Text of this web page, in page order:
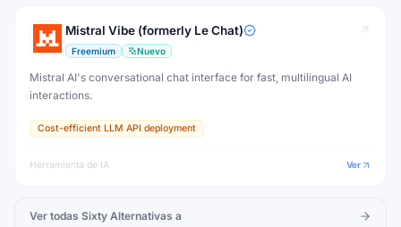
Mistral Vibe (formerly Le Chat)
Freemium Nuevo
Mistral AI's conversational chat interface for fast, multilingual AI
interactions.
Cost-efficient LLM API deployment
Herramienta de IA Ver
Ver todas Sixty Alternativas a